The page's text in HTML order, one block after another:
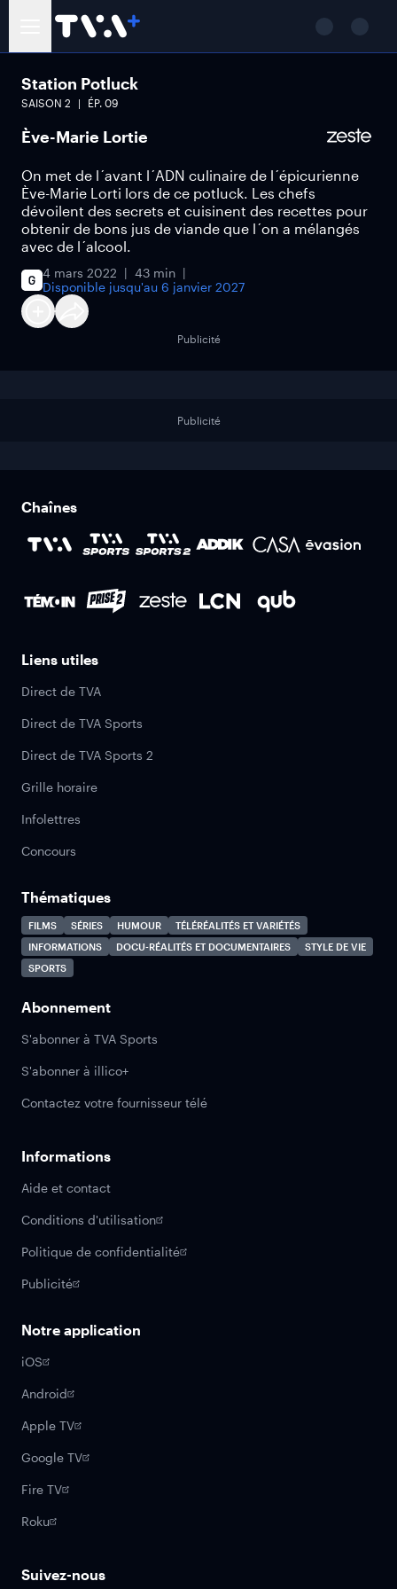
Station Potluck
SAISON 2 ÉP. 09
Ève-Marie Lortie
On met de l´avant l´ADN culinaire de l´épicurienne
Ève-Marie Lorti lors de ce potluck. Les chefs
dévoilent des secrets et cuisinent des recettes pour
obtenir de bons jus de viande que l´on a mélangés
avec de l´alcool.
4 mars 2022
43 min
Disponible jusqu'au 6 janvier 2027
Publicité
Publicité
Chaînes
Liens utiles
Direct de TVA
Direct de TVA Sports
Direct de TVA Sports 2
Grille horaire
Infolettres
Concours
Thématiques
FILMS SÉRIES HUMOUR
TÉLÉRÉALITÉS ET VARIÉTÉS
INFORMATIONS
DOCU-RÉALITÉS ET DOCUMENTAIRES
STYLE DE VIE
SPORTS
Abonnement
S'abonner à TVA Sports
S'abonner à illico+
Contactez votre fournisseur télé
Informations
Aide et contact
Conditions d'utilisation
Politique de confidentialité
Publicité
Notre application
iOS
Android
Apple TV
Google TV
Fire TV
Roku
Suivez-nous